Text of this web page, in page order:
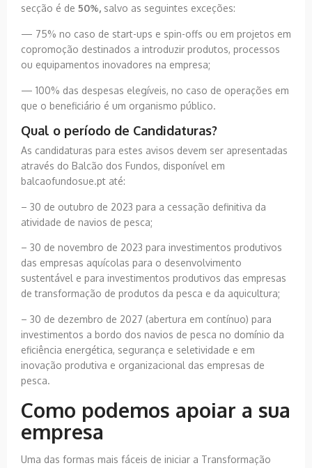
secção é de 50%, salvo as seguintes exceções:
— 75% no caso de start-ups e spin-offs ou em projetos em
copromoção destinados a introduzir produtos, processos
ou equipamentos inovadores na empresa;
— 100% das despesas elegíveis, no caso de operações em
que o beneficiário é um organismo público.
Qual o período de Candidaturas?
As candidaturas para estes avisos devem ser apresentadas
através do Balcão dos Fundos, disponível em
balcaofundosue.pt até:
– 30 de outubro de 2023 para a cessação definitiva da
atividade de navios de pesca;
– 30 de novembro de 2023 para investimentos produtivos
das empresas aquícolas para o desenvolvimento
sustentável e para investimentos produtivos das empresas
de transformação de produtos da pesca e da aquicultura;
– 30 de dezembro de 2027 (abertura em contínuo) para
investimentos a bordo dos navios de pesca no domínio da
eficiência energética, segurança e seletividade e em
inovação produtiva e organizacional das empresas de
pesca.
Como podemos apoiar a sua
empresa
Uma das formas mais fáceis de iniciar a Transformação